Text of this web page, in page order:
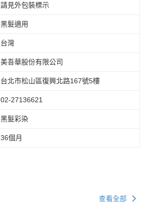
請見外包裝標示
黑髮適用
台灣
美吾華股份有限公司
台北市松山區復興北路167號5樓
02-27136621
黑髮彩染
36個月
查看全部